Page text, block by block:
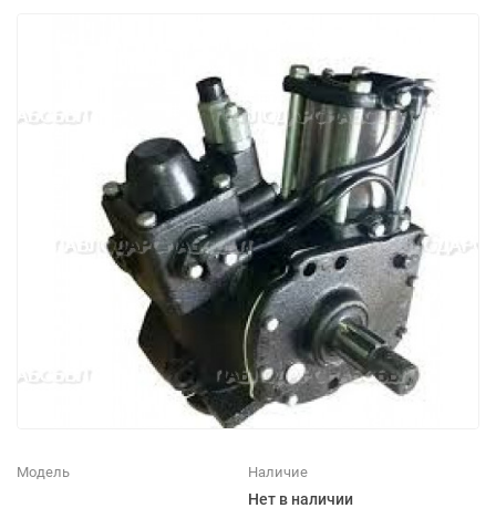
Модель Наличие
Нет в наличии